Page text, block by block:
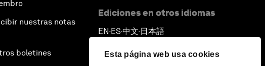
Esta página web usa cookies
nuestras notas
boletines
Ediciones en otros idiomas
EN ▪ ES▪中文▪ 日本語